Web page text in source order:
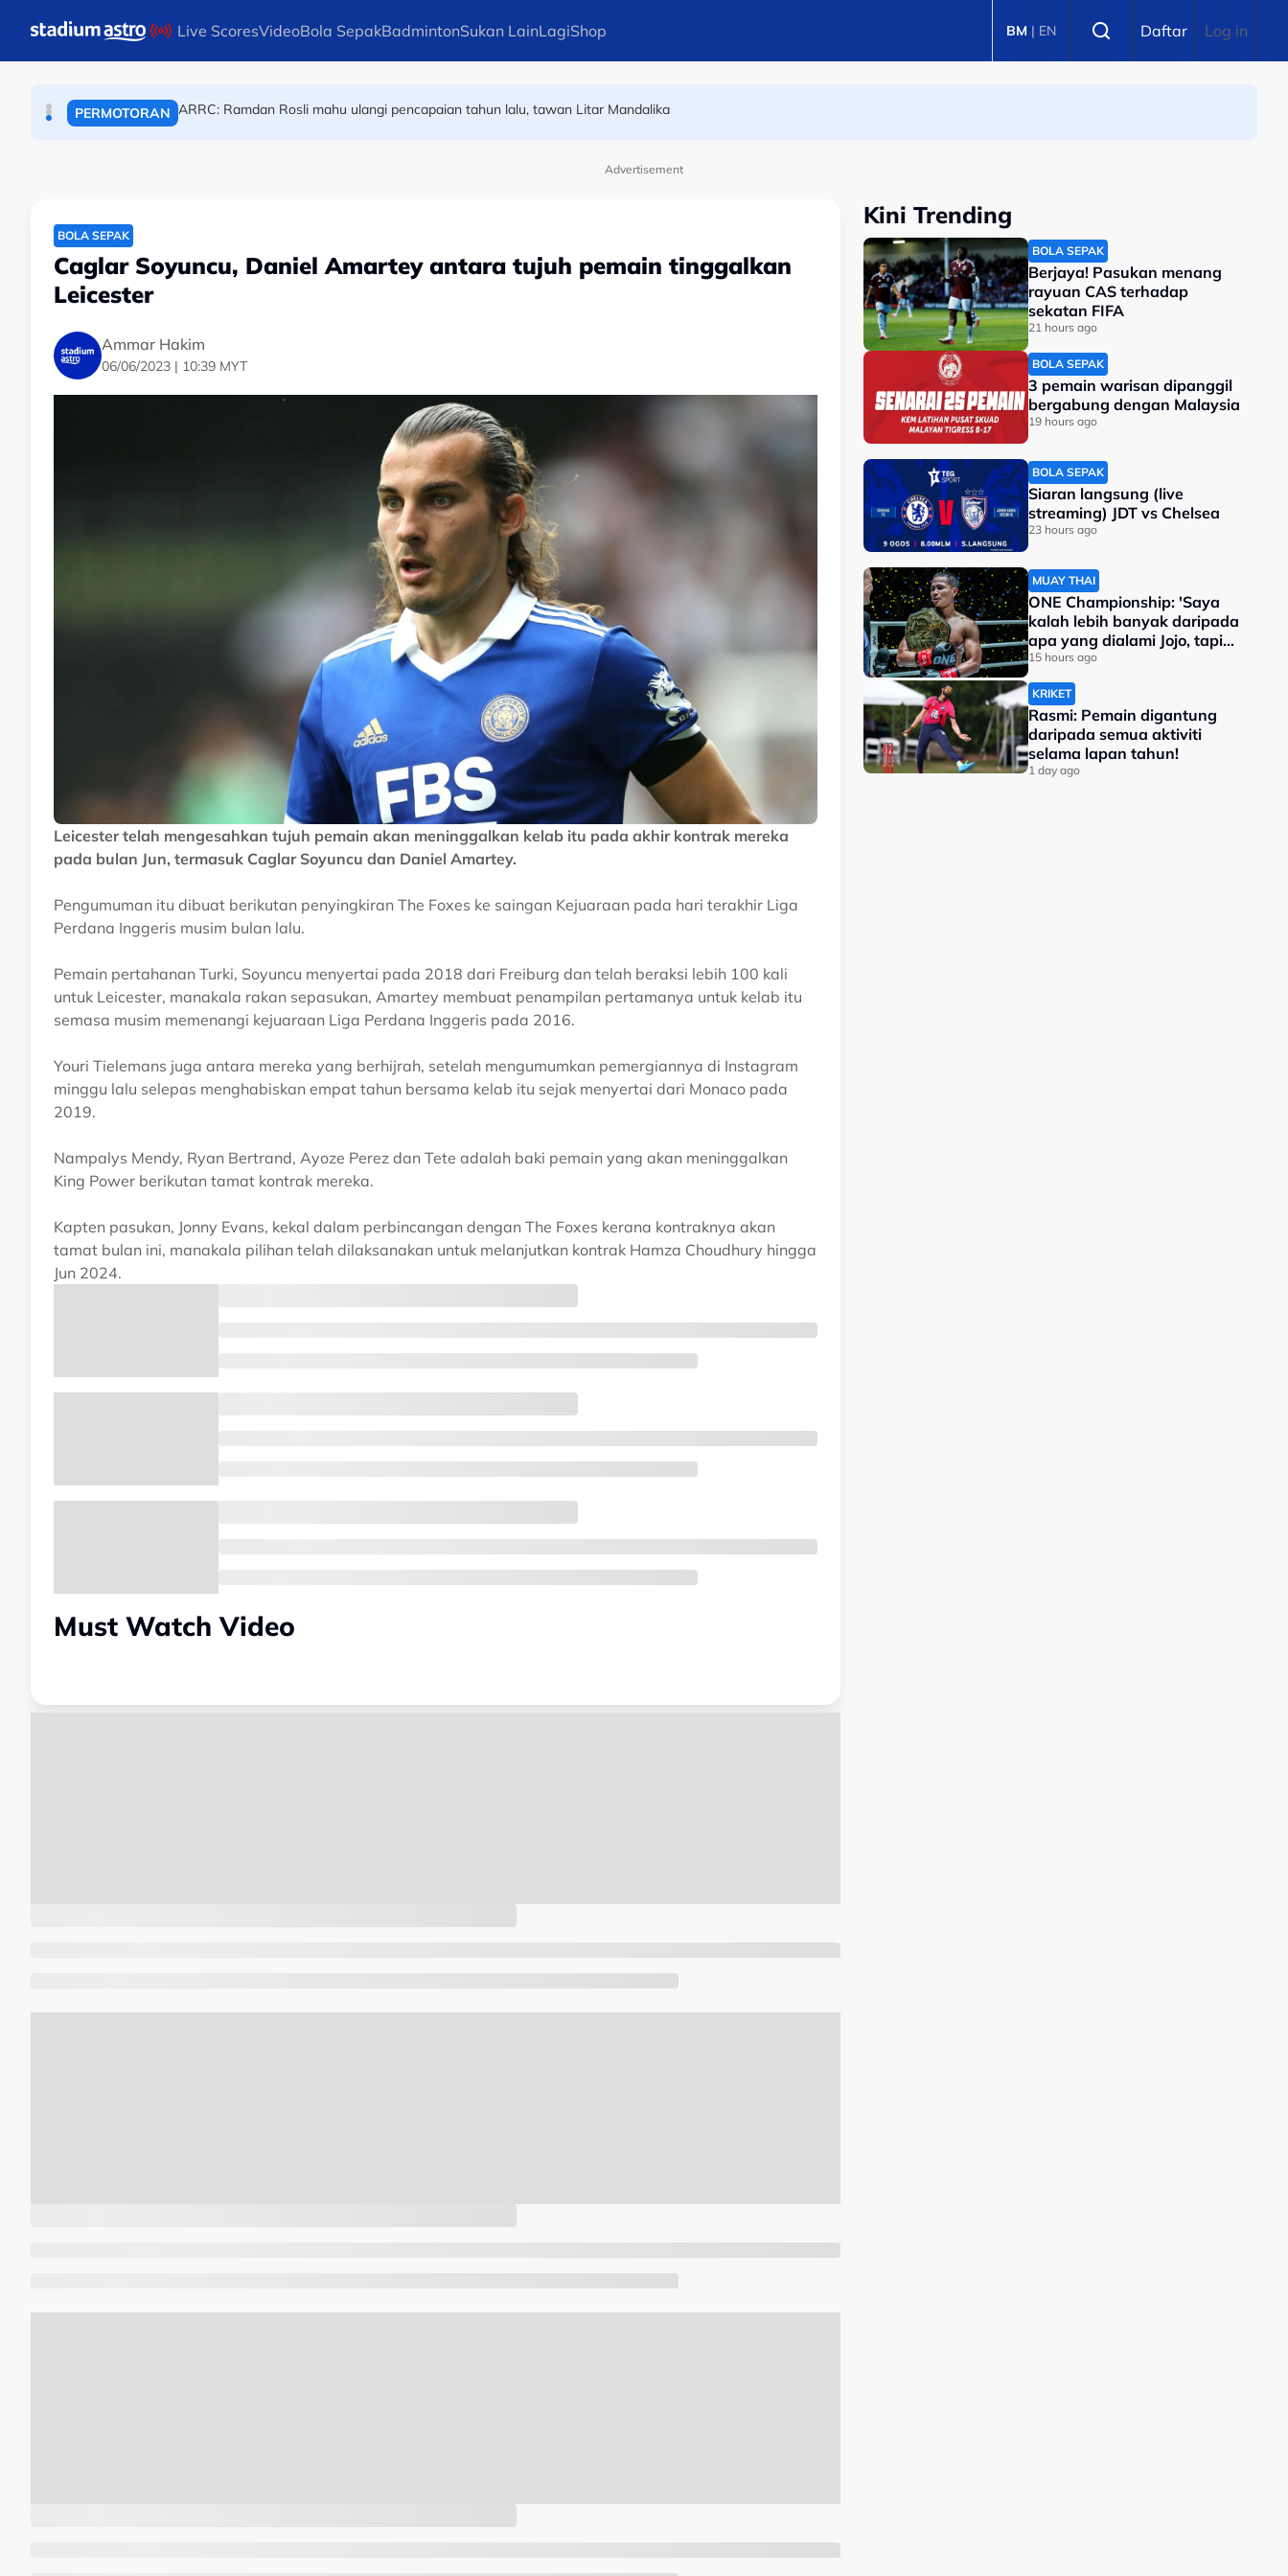
Live ScoresVideoBola SepakBadmintonSukan LainLagiShop BM | EN Daftar Log in
BOLING
PERMOTORAN ARRC: Ramdan Rosli mahu ulangi pencapaian tahun lalu, tawan Litar Mandalika
Advertisement
BOLA SEPAK
Caglar Soyuncu, Daniel Amartey antara tujuh pemain tinggalkan
Leicester
Ammar Hakim
06/06/2023 | 10:39 MYT
Leicester telah mengesahkan tujuh pemain akan meninggalkan kelab itu pada akhir kontrak mereka
pada bulan Jun, termasuk Caglar Soyuncu dan Daniel Amartey.
Pengumuman itu dibuat berikutan penyingkiran The Foxes ke saingan Kejuaraan pada hari terakhir Liga
Perdana Inggeris musim bulan lalu.
Pemain pertahanan Turki, Soyuncu menyertai pada 2018 dari Freiburg dan telah beraksi lebih 100 kali
untuk Leicester, manakala rakan sepasukan, Amartey membuat penampilan pertamanya untuk kelab itu
semasa musim memenangi kejuaraan Liga Perdana Inggeris pada 2016.
Youri Tielemans juga antara mereka yang berhijrah, setelah mengumumkan pemergiannya di Instagram
minggu lalu selepas menghabiskan empat tahun bersama kelab itu sejak menyertai dari Monaco pada
2019.
Nampalys Mendy, Ryan Bertrand, Ayoze Perez dan Tete adalah baki pemain yang akan meninggalkan
King Power berikutan tamat kontrak mereka.
Kapten pasukan, Jonny Evans, kekal dalam perbincangan dengan The Foxes kerana kontraknya akan
tamat bulan ini, manakala pilihan telah dilaksanakan untuk melanjutkan kontrak Hamza Choudhury hingga
Jun 2024.
Must Watch Video
Kini Trending
BOLA SEPAK
Berjaya! Pasukan menang
rayuan CAS terhadap
sekatan FIFA
21 hours ago
BOLA SEPAK
3 pemain warisan dipanggil
bergabung dengan Malaysia
19 hours ago
BOLA SEPAK
Siaran langsung (live
streaming) JDT vs Chelsea
23 hours ago
MUAY THAI
ONE Championship: 'Saya
kalah lebih banyak daripada
apa yang dialami Jojo, tapi
saya jadi juara dunia'
15 hours ago
KRIKET
Rasmi: Pemain digantung
daripada semua aktiviti
selama lapan tahun!
1 day ago